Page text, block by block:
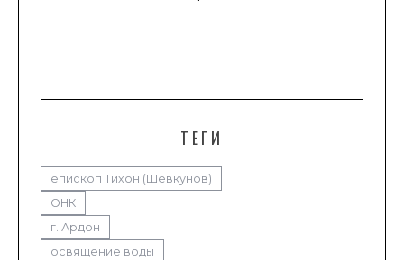
ТЕГИ
епископ Тихон (Шевкунов)
ОНК
г. Ардон
освящение воды